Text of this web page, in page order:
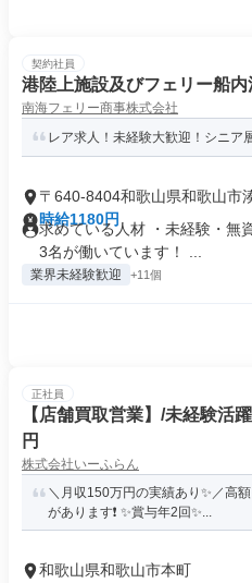
契約社員
港陸上施設及びフェリー船
南海フェリー商事株式会社
レア求人！未経験大歓迎！シニア
〒640-8404和歌山県和歌山市
時給1180円
求めている人材 ・未経験・無
3名が働いています！ ...
業界未経験歓迎 +11個
正社員
【店舗買取営業】/未経験活
円
株式会社いーふらん
＼月収150万円の実績あり✨／高
があります❗ ✨賞与年2回✨...
和歌山県和歌山市本町